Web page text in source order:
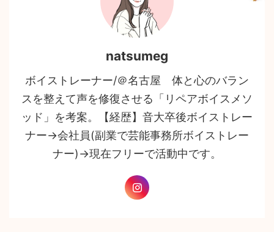
natsumeg
ボイストレーナー/＠名古屋 体と心のバラン
スを整えて声を修復させる「リペアボイスメソ
ッド」を考案。【経歴】音大卒後ボイストレー
ナー→会社員(副業で芸能事務所ボイストレー
ナー)→現在フリーで活動中です。